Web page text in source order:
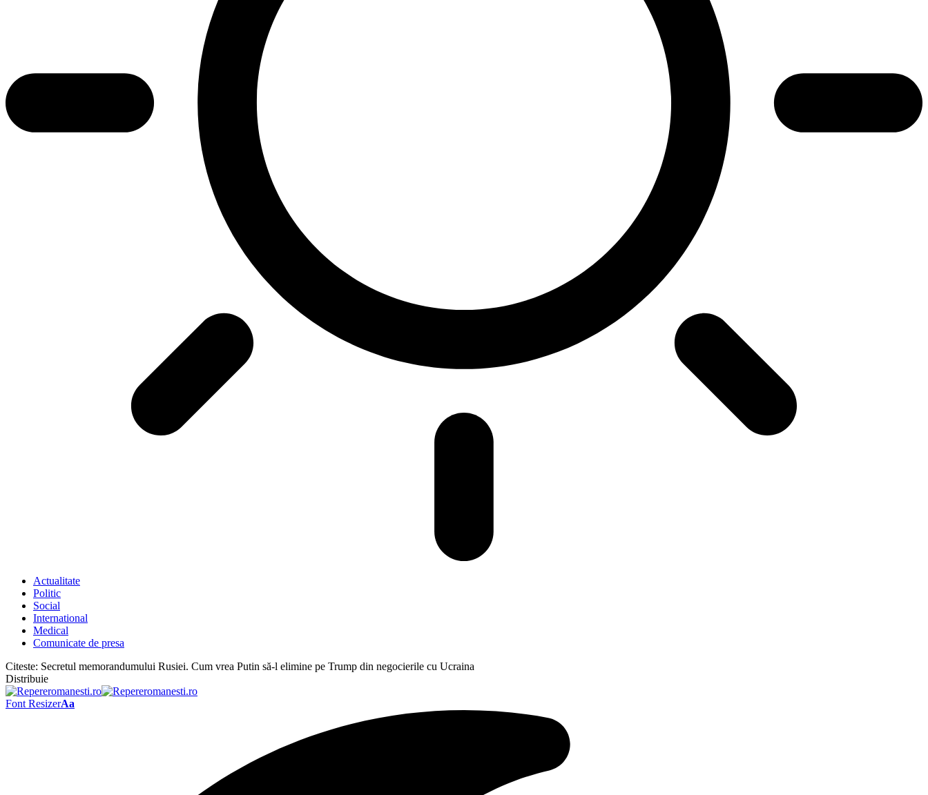
Actualitate
Politic
Social
International
Medical
Comunicate de presa
Citeste: Secretul memorandumului Rusiei. Cum vrea Putin să-l elimine pe Trump din negocierile cu Ucraina
Distribuie
Font ResizerAa